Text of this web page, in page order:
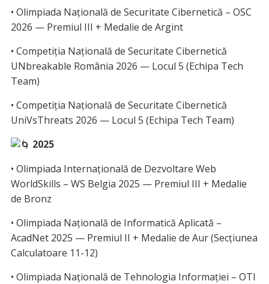
• Olimpiada Națională de Securitate Cibernetică – OSC
2026 — Premiul III + Medalie de Argint
• Competiția Națională de Securitate Cibernetică
UNbreakable România 2026 — Locul 5 (Echipa Tech
Team)
• Competiția Națională de Securitate Cibernetică
UniVsThreats 2026 — Locul 5 (Echipa Tech Team)
2025
• Olimpiada Internațională de Dezvoltare Web
WorldSkills – WS Belgia 2025 — Premiul III + Medalie
de Bronz
• Olimpiada Națională de Informatică Aplicată –
AcadNet 2025 — Premiul II + Medalie de Aur (Secțiunea
Calculatoare 11-12)
• Olimpiada Națională de Tehnologia Informației – OTI